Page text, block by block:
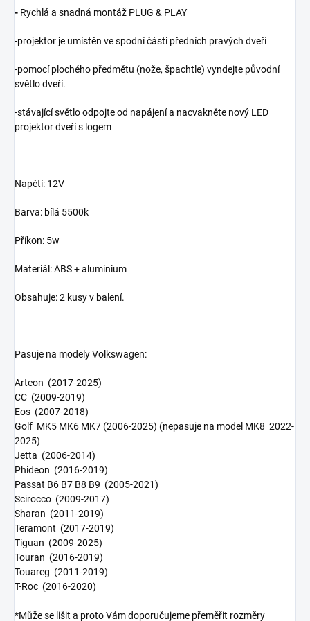
- Rychlá a snadná montáž PLUG & PLAY
-projektor je umístěn ve spodní části předních pravých dveří
-pomocí plochého předmětu (nože, špachtle) vyndejte původní
světlo dveří.
-stávající světlo odpojte od napájení a nacvakněte nový LED
projektor dveří s logem
Napětí: 12V
Barva: bílá 5500k
Příkon: 5w
Materiál: ABS + aluminium
Obsahuje: 2 kusy v balení.
Pasuje na modely Volkswagen:
Arteon (2017-2025)
CC (2009-2019)
Eos (2007-2018)
Golf MK5 MK6 MK7 (2006-2025) (nepasuje na model MK8 2022-
2025)
Jetta (2006-2014)
Phideon (2016-2019)
Passat B6 B7 B8 B9 (2005-2021)
Scirocco (2009-2017)
Sharan (2011-2019)
Teramont (2017-2019)
Tiguan (2009-2025)
Touran (2016-2019)
Touareg (2011-2019)
T-Roc (2016-2020)
*Může se lišit a proto Vám doporučujeme přeměřit rozměry